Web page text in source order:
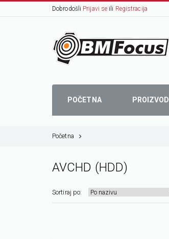
Dobrodošli Prijavi se ili Registracija
POČETNA PROIZVODI
Početna
AVCHD (HDD)
Sortiraj po: